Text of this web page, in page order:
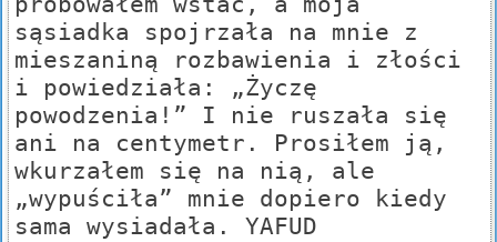
sąsiadka spojrzała na mnie z
mieszaniną rozbawienia i złości
i powiedziała: „Życzę
powodzenia!” I nie ruszała się
ani na centymetr. Prosiłem ją,
wkurzałem się na nią, ale
„wypuściła” mnie dopiero kiedy
sama wysiadała. YAFUD